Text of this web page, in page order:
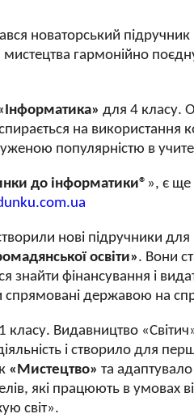
новаторський підручник
гармонійно
для 4 класу.
на використання
популярністю в
до інформатики® », є
нові підручники для
освіти». Вони
фінансування і
державою на
класу. Видавництво
і створило для
«Мистецтво» та
які працюють в умовах
світ».